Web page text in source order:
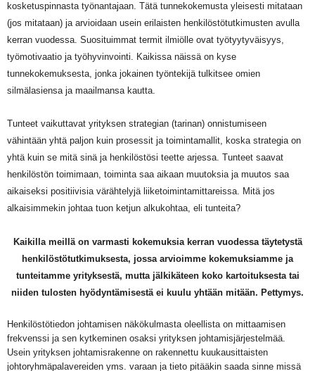
kosketuspinnasta työnantajaan. Tätä tunnekokemusta yleisesti mitataan
(jos mitataan) ja arvioidaan usein erilaisten henkilöstötutkimusten avulla
kerran vuodessa. Suosituimmat termit ilmiölle ovat työtyytyväisyys,
työmotivaatio ja työhyvinvointi. Kaikissa näissä on kyse
tunnekokemuksesta, jonka jokainen työntekijä tulkitsee omien
silmälasiensa ja maailmansa kautta.
Tunteet vaikuttavat yrityksen strategian (tarinan) onnistumiseen
vähintään yhtä paljon kuin prosessit ja toimintamallit, koska strategia on
yhtä kuin se mitä sinä ja henkilöstösi teette arjessa. Tunteet saavat
henkilöstön toimimaan, toiminta saa aikaan muutoksia ja muutos saa
aikaiseksi positiivisia värähtelyjä liiketoimintamittareissa. Mitä jos
alkaisimmekin johtaa tuon ketjun alkukohtaa, eli tunteita?
Kaikilla meillä on varmasti kokemuksia kerran vuodessa täytetystä
henkilöstötutkimuksesta, jossa arvioimme kokemuksiamme ja
tunteitamme yrityksestä, mutta jälkikäteen koko kartoituksesta tai
niiden tulosten hyödyntämisestä ei kuulu yhtään mitään. Pettymys.
Henkilöstötiedon johtamisen näkökulmasta oleellista on mittaamisen
frekvenssi ja sen kytkeminen osaksi yrityksen johtamisjärjestelmää.
Usein yrityksen johtamisrakenne on rakennettu kuukausittaisten
johtoryhmäpalavereiden yms. varaan ja tieto pitääkin saada sinne missä